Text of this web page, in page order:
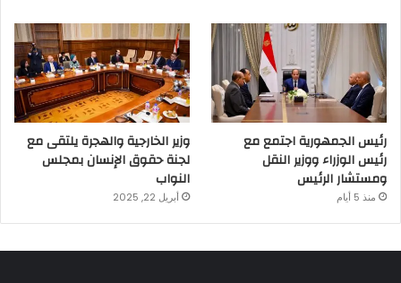
رئيس الجمهورية اجتمع مع
رئيس الوزراء ووزير النقل
ومستشار الرئيس
منذ 5 أيام
وزير الخارجية والهجرة يلتقى مع
لجنة حقوق الإنسان بمجلس
النواب
أبريل 22, 2025